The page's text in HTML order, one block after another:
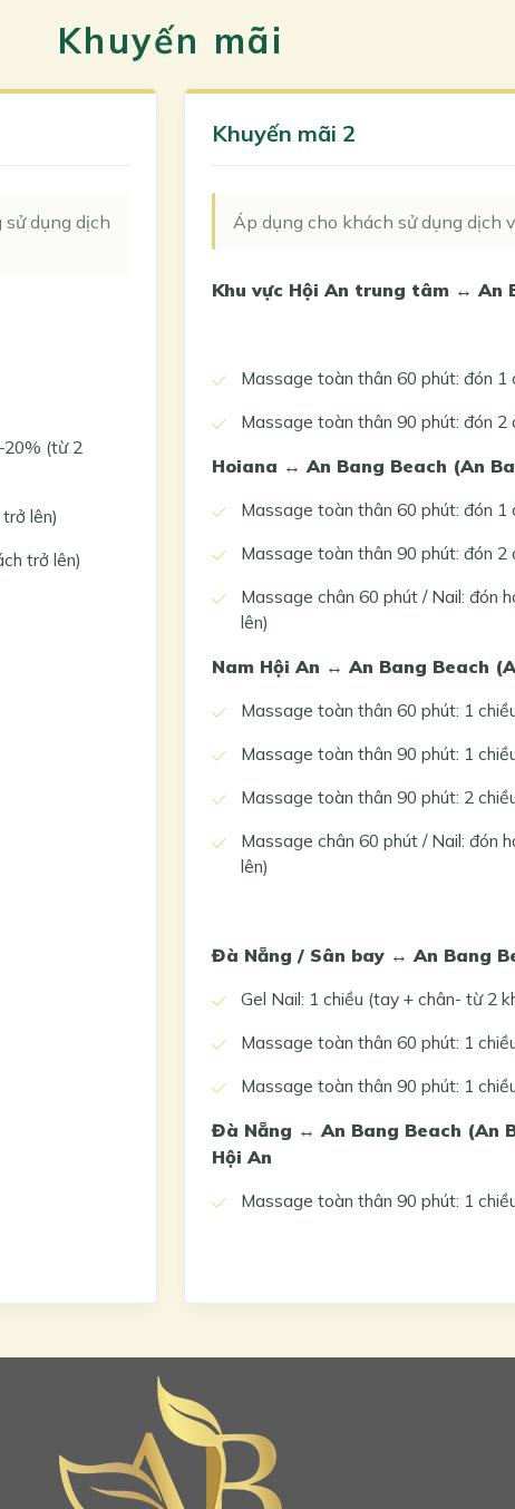
Khuyến mãi
dụng dịch
(từ 2
lên)
trở lên)
Khuyến mãi 2
Áp dụng cho khách sử dụng dịch
Khu vực Hội An trung tâm ↔ An
Massage toàn thân 60 phút: đón 1
Massage toàn thân 90 phút: đón 2
Hoiana ↔ An Bang Beach (An
Massage toàn thân 60 phút: đón 1
Massage toàn thân 90 phút: đón 2
Massage chân 60 phút / Nail: đón
lên)
Nam Hội An ↔ An Bang Beach
Massage toàn thân 60 phút: 1
Massage toàn thân 90 phút: 1
Massage toàn thân 90 phút: 2
Massage chân 60 phút / Nail: đón
lên)
Đà Nẵng / Sân bay ↔ An Bang
Gel Nail: 1 chiều (tay + chân- từ 2
Massage toàn thân 60 phút: 1
Massage toàn thân 90 phút: 1
Đà Nẵng ↔ An Bang Beach (An
Hội An
Massage toàn thân 90 phút: 1